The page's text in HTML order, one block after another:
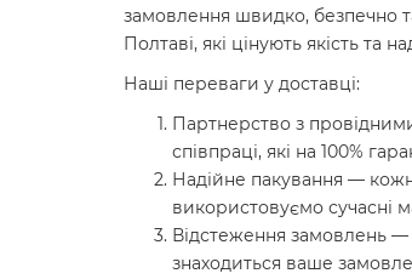
замовлення швидко, безпечно
Полтаві, які цінують якість та
Наші переваги у доставці:
Партнерство з
співпраці, які на 100%
Надійне пакування —
використовуємо сучасні
Відстеження замовлень —
знаходиться ваше